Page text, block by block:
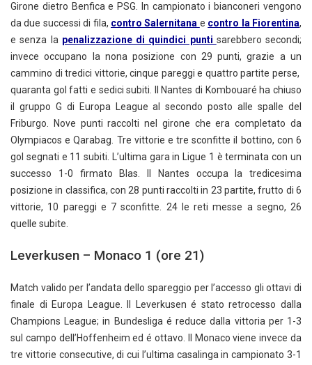
Girone dietro Benfica e PSG. In campionato i bianconeri vengono
da due successi di fila, contro Salernitana e contro la Fiorentina,
e senza la penalizzazione di quindici punti sarebbero secondi;
invece occupano la nona posizione con 29 punti, grazie a un
cammino di tredici vittorie, cinque pareggi e quattro partite perse,
quaranta gol fatti e sedici subiti. Il Nantes di Kombouaré ha chiuso
il gruppo G di Europa League al secondo posto alle spalle del
Friburgo. Nove punti raccolti nel girone che era completato da
Olympiacos e Qarabag. Tre vittorie e tre sconfitte il bottino, con 6
gol segnati e 11 subiti. L’ultima gara in Ligue 1 è terminata con un
successo 1-0 firmato Blas. Il Nantes occupa la tredicesima
posizione in classifica, con 28 punti raccolti in 23 partite, frutto di 6
vittorie, 10 pareggi e 7 sconfitte. 24 le reti messe a segno, 26
quelle subite.
Leverkusen – Monaco 1 (ore 21)
Match valido per l’andata dello spareggio per l’accesso gli ottavi di
finale di Europa League. Il Leverkusen é stato retrocesso dalla
Champions League; in Bundesliga é reduce dalla vittoria per 1-3
sul campo dell’Hoffenheim ed é ottavo. Il Monaco viene invece da
tre vittorie consecutive, di cui l’ultima casalinga in campionato 3-1